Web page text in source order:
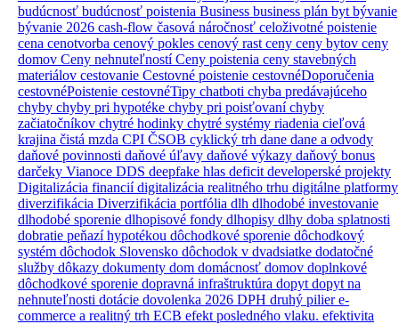
budúcnosť budúcnosť poistenia Business business plán byt bývanie
bývanie 2026 cash-flow časová náročnosť celoživotné poistenie
cena cenotvorba cenový pokles cenový rast ceny ceny bytov ceny
domov Ceny nehnuteľnostíCeny poistenia ceny stavebných
materiálov cestovanie Cestovné poistenie cestovnéDoporučenia
cestovnéPoistenie cestovnéTipy chatboti chyba predávajúceho
chyby chyby pri hypotéke chyby pri poisťovaníchyby
začiatočníkov chytré hodinky chytré systémy riadenia cieľová
krajina čistá mzda CPI ČSOB cyklický trh dane dane a odvody
daňové povinnosti daňové úľavy daňové výkazy daňový bonus
darčeky Vianoce DDS deepfake hlas deficit developerské projekty
Digitalizácia financiídigitalizácia realitného trhu digitálne platformy
diverzifikácia Diverzifikácia portfólia dlh dlhodobé investovanie
dlhodobé sporenie dlhopisové fondy dlhopisy dlhy doba splatnosti
dobratie peňazí hypotékou dôchodkové sporenie dôchodkový
systém dôchodok Slovensko dôchodok v dvadsiatke dodatočné
služby dôkazy dokumenty dom domácnosť domov doplnkové
dôchodkové sporenie dopravná infraštruktúra dopyt dopyt na
nehnuteľnosti dotácie dovolenka 2026 DPH druhý piliere-
commerce a realitný trh ECB efekt posledného vlaku. efektivita